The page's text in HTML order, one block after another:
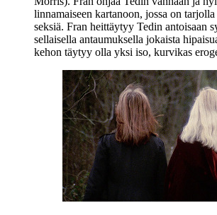
linnamaiseen kartanoon, jossa on
seksiä. Fran heittäytyy Tedin antoisaan
sellaisella antaumuksella jokaista
kehon täytyy olla yksi iso, kurvikas